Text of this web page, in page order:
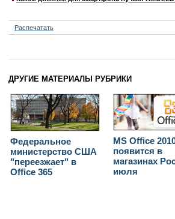
Распечатать
ДРУГИЕ МАТЕРИАЛЫ РУБРИКИ
Федеральное
министерство США
"переезжает" в
Office 365
MS Office
появится в
магазинах
июля